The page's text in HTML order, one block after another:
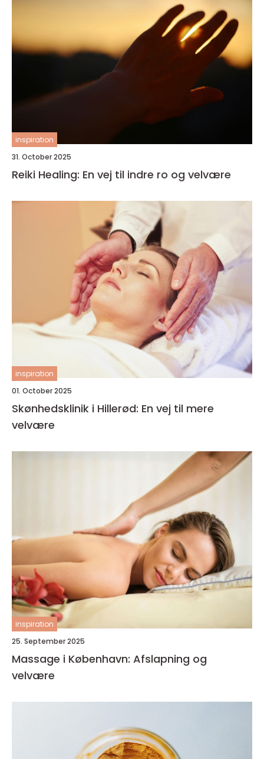
inspiration
31. October 2025
Reiki Healing: En vej til indre ro og velvære
inspiration
01. October 2025
Skønhedsklinik i Hillerød: En vej til mere
velvære
inspiration
25. September 2025
Massage i København: Afslapning og
velvære